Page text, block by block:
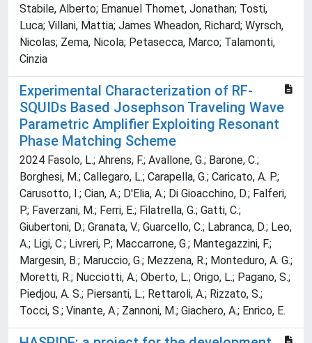
Stabile, Alberto; Emanuel Thomet, Jonathan; Tosti,
Luca; Villani, Mattia; James Wheadon, Richard; Wyrsch,
Nicolas; Zema, Nicola; Petasecca, Marco; Talamonti,
Cinzia
Experimental Characterization of RF-
SQUIDs Based Josephson Traveling Wave
Parametric Amplifier Exploiting Resonant
Phase Matching Scheme
2024 Fasolo, L.; Ahrens, F.; Avallone, G.; Barone, C.;
Borghesi, M.; Callegaro, L.; Carapella, G.; Caricato, A. P.;
Carusotto, I.; Cian, A.; D'Elia, A.; Di Gioacchino, D.; Falferi,
P.; Faverzani, M.; Ferri, E.; Filatrella, G.; Gatti, C.;
Giubertoni, D.; Granata, V.; Guarcello, C.; Labranca, D.; Leo,
A.; Ligi, C.; Livreri, P.; Maccarrone, G.; Mantegazzini, F.;
Margesin, B.; Maruccio, G.; Mezzena, R.; Monteduro, A. G.;
Moretti, R.; Nucciotti, A.; Oberto, L.; Origo, L.; Pagano, S.;
Piedjou, A. S.; Piersanti, L.; Rettaroli, A.; Rizzato, S.;
Tocci, S.; Vinante, A.; Zannoni, M.; Giachero, A.; Enrico, E.